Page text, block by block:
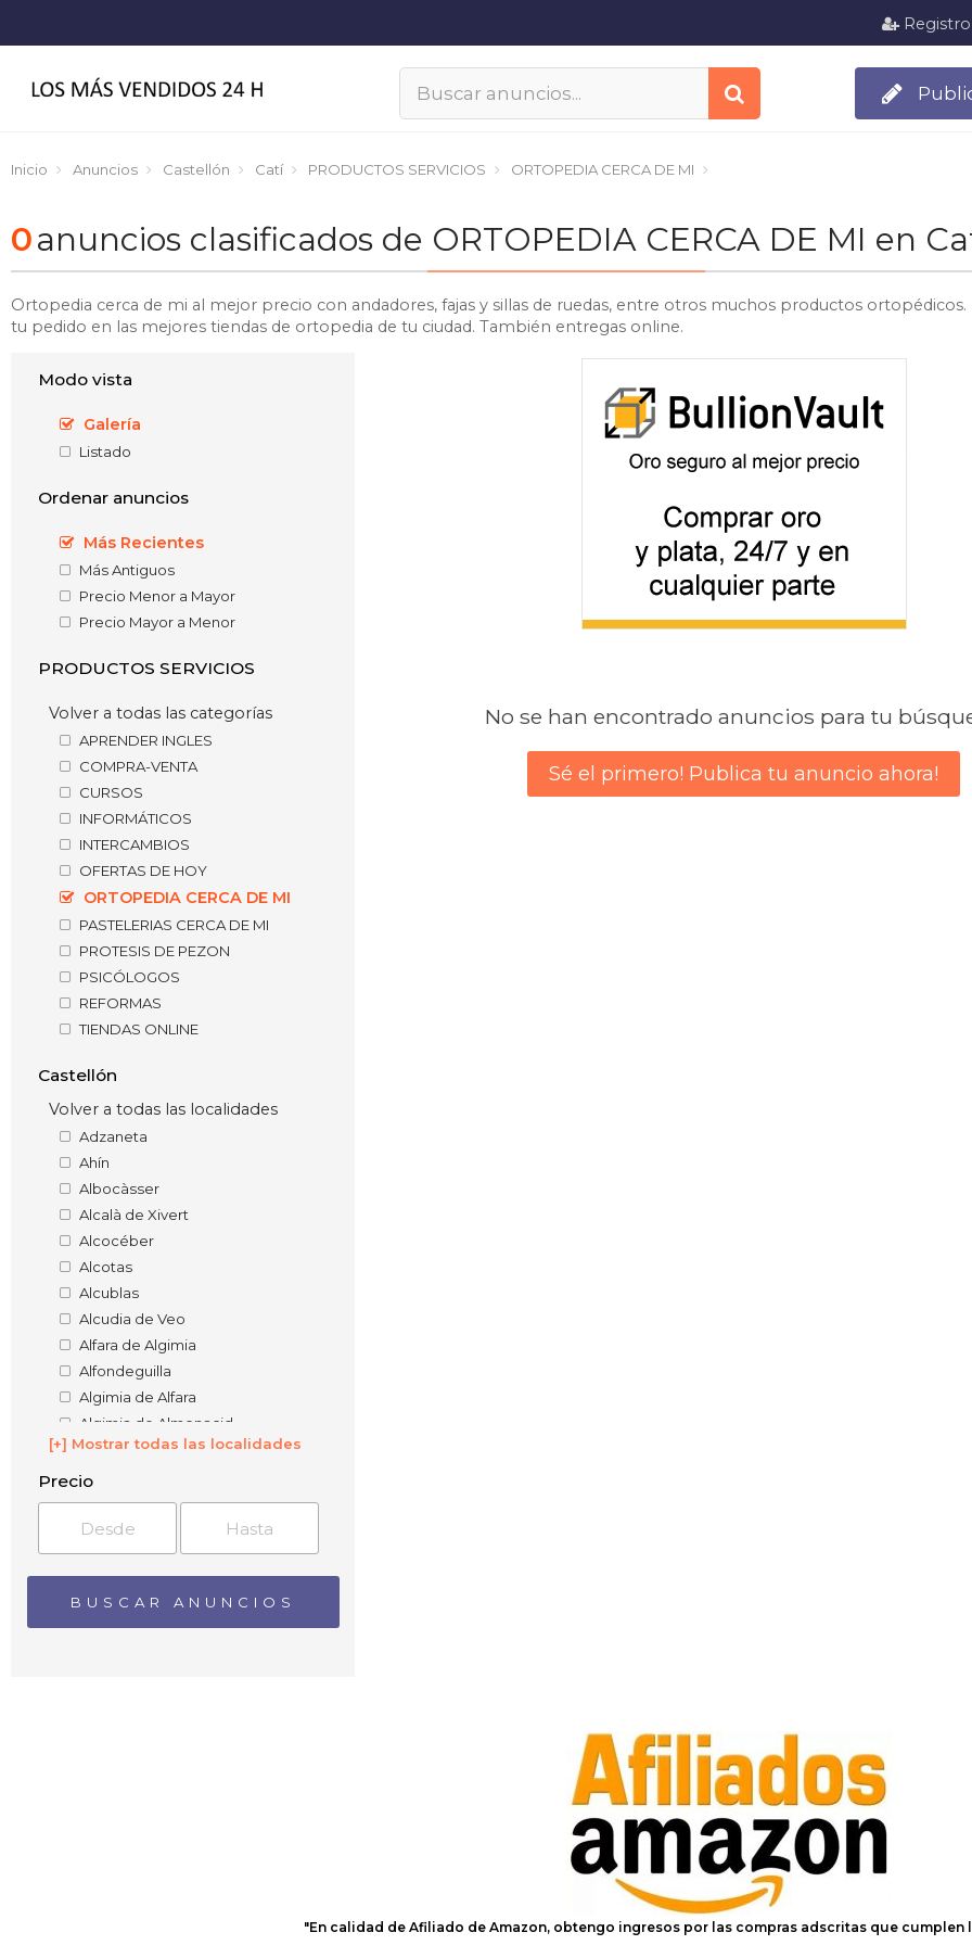
Registro
Inicio Anuncios Castellón Catí PRODUCTOS SERVICIOS ORTOPEDIA CERCA DE MI
0anuncios clasificados de ORTOPEDIA CERCA DE MI en
Ortopedia cerca de mi al mejor precio con andadores, fajas y sillas de ruedas, entre otros muchos productos
tu pedido en las mejores tiendas de ortopedia de tu ciudad. También entregas online.
Modo vista
Galería
Listado
Ordenar anuncios
Más Recientes
Más Antiguos
Precio Menor a Mayor
Precio Mayor a Menor
PRODUCTOS SERVICIOS
Volver a todas las categorías
APRENDER INGLES
COMPRA-VENTA
CURSOS
INFORMÁTICOS
INTERCAMBIOS
OFERTAS DE HOY
ORTOPEDIA CERCA DE MI
PASTELERIAS CERCA DE MI
PROTESIS DE PEZON
PSICÓLOGOS
REFORMAS
TIENDAS ONLINE
Castellón
Volver a todas las localidades
Adzaneta
Ahín
Albocàsser
Alcalà de Xivert
Alcocéber
Alcotas
Alcublas
Alcudia de Veo
Alfara de Algimia
Alfondeguilla
Algimia de Alfara
Algimia de Almonacid
Almassora
Almedíjar
Almenara
Alquerías del Niño Perdido
Altura
Andilla
Anroig
Arañuel
[+] Mostrar todas las localidades
Precio
No se han encontrado anuncios para tu
Sé el primero! Publica tu anuncio ahora!
"En calidad de Afiliado de Amazon, obtengo ingresos por las compras adscritas que